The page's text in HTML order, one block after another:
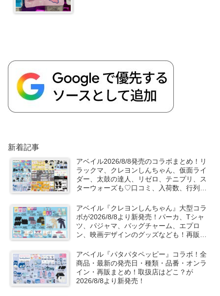
新着記事
アベイル2026/8/8発売のコラボまとめ！リ
ラックマ、クレヨンしんちゃん、仮面ライ
ダー、太鼓の達人、リゼロ、テニプリ、ス
ターウォーズも♡口コミ、入荷数、行列、
アベイル『クレヨンしんちゃん』大型コラ
ボが2026/8/8より新発売！パーカ、Tシャ
ツ、パジャマ、バッグチャーム、エプロ
ン、映画デザインのグッズなども！再販売
況！
アベイル『パタパタペッピー』コラボ！全
商品・最新の発売日・種類・品番・オンラ
イン・再販まとめ！取扱店はどこ？が
2026/8/8より新発売！